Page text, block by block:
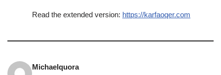
Read the extended version: https://karfaoqer.com
Michaelquora